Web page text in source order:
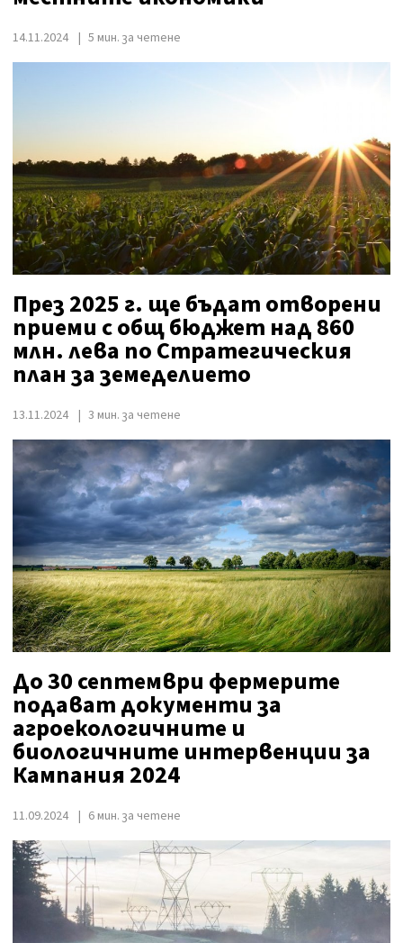
14.11.2024 5 мин. за четене
През 2025 г. ще бъдат отворени
приеми с общ бюджет над 860
млн. лева по Стратегическия
план за земеделието
13.11.2024 3 мин. за четене
До 30 септември фермерите
подават документи за
агроекологичните и
биологичните интервенции за
Кампания 2024
11.09.2024 6 мин. за четене